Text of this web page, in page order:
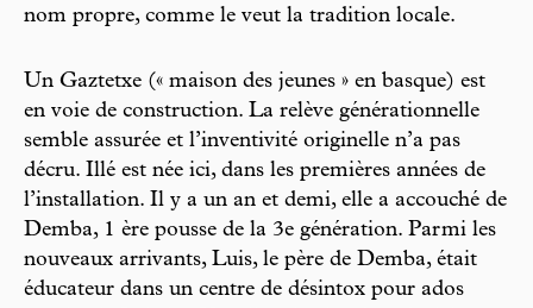
nom propre, comme le veut la tradition locale.
Un Gaztetxe (« maison des jeunes » en basque) est
en voie de construction. La relève générationnelle
semble assurée et l’inventivité originelle n’a pas
décru. Illé est née ici, dans les premières années de
l’installation. Il y a un an et demi, elle a accouché de
Demba, 1 ère pousse de la 3e génération. Parmi les
nouveaux arrivants, Luis, le père de Demba, était
éducateur dans un centre de désintox pour ados